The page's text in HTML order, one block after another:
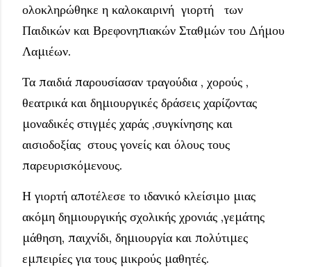
ολοκληρώθηκε η καλοκαιρινή γιορτή των
Παιδικών και Βρεφονηπιακών Σταθμών του Δήμου
Λαμιέων.
Τα παιδιά παρουσίασαν τραγούδια , χορούς ,
θεατρικά και δημιουργικές δράσεις χαρίζοντας
μοναδικές στιγμές χαράς ,συγκίνησης και
αισιοδοξίας στους γονείς και όλους τους
παρευρισκόμενους.
Η γιορτή αποτέλεσε το ιδανικό κλείσιμο μιας
ακόμη δημιουργικής σχολικής χρονιάς ,γεμάτης
μάθηση, παιχνίδι, δημιουργία και πολύτιμες
εμπειρίες για τους μικρούς μαθητές.